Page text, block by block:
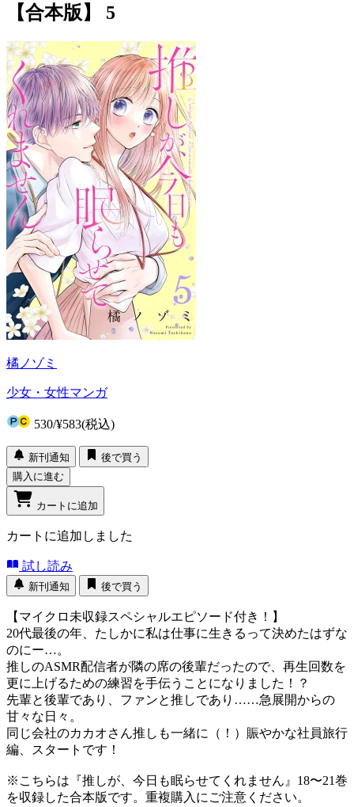
【合本版】 5
橘ノゾミ
少女・女性マンガ
530/¥583(税込)
新刊通知
後で買う
購入に進む
カートに追加
カートに追加しました
試し読み
新刊通知 後で買う
【マイクロ未収録スペシャルエピソード付き！】
20代最後の年、たしかに私は仕事に生きるって決めたはずな
のにー…。
推しのASMR配信者が隣の席の後輩だったので、再生回数を
更に上げるための練習を手伝うことになりました！？
先輩と後輩であり、ファンと推しであり……急展開からの
甘々な日々。
同じ会社のカカオさん推しも一緒に（！）賑やかな社員旅行
編、スタートです！
※こちらは『推しが、今日も眠らせてくれません』18〜21巻
を収録した合本版です。重複購入にご注意ください。